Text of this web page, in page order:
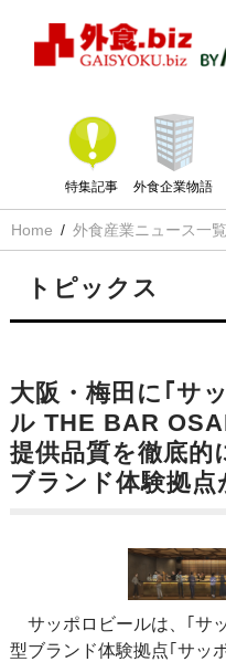
特集記事 外食企業物語
Home 外食産業ニュース一覧
トピックス
大阪・梅田に｢サ
ル THE BAR
提供品質を徹底的
ブランド体験拠
サッポロビールは、｢サ
型ブランド体験拠点｢サッ